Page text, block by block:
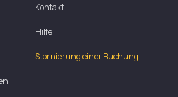
Kontakt
Hilfe
Stornierung einer Buchung